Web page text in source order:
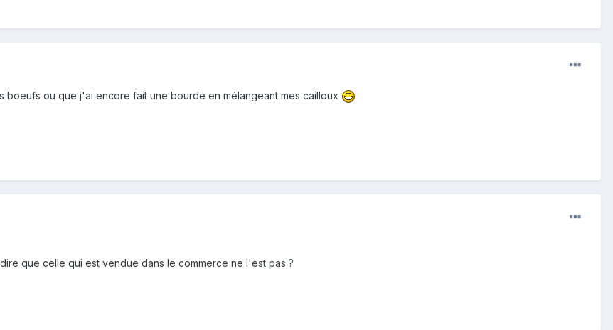
boeufs ou que j'ai encore fait une bourde en mélangeant mes cailloux
que celle qui est vendue dans le commerce ne l'est pas ?